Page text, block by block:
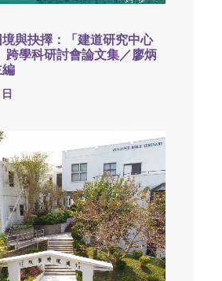
境與抉擇：「建道研究中心
跨學科研討會論文集／廖炳